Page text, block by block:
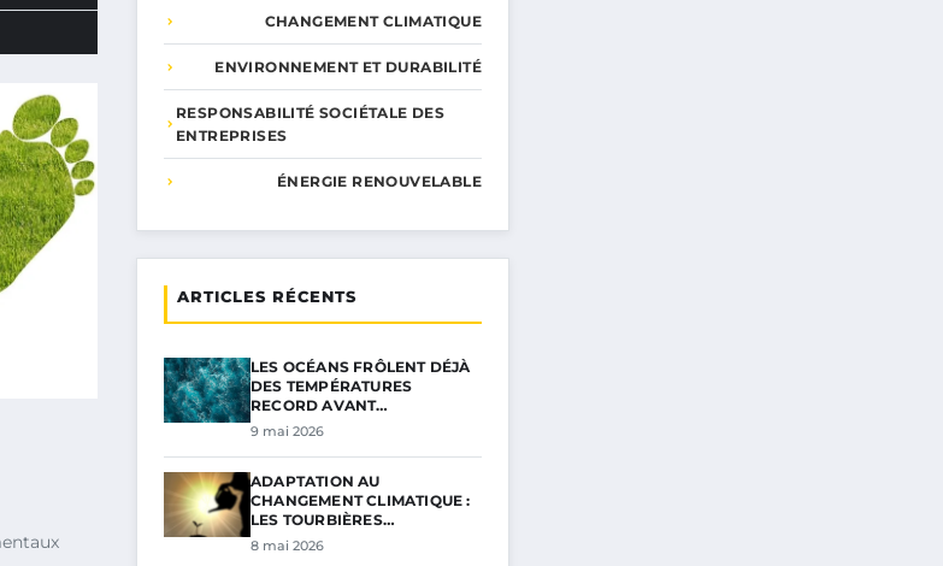
CHANGEMENT CLIMATIQUE
ENVIRONNEMENT ET DURABILITÉ
RESPONSABILITÉ SOCIÉTALE DES
ENTREPRISES
ÉNERGIE RENOUVELABLE
ARTICLES RÉCENTS
LES OCÉANS FRÔLENT DÉJÀ
DES TEMPÉRATURES
RECORD AVANT…
9 mai 2026
ADAPTATION AU
CHANGEMENT CLIMATIQUE :
LES TOURBIÈRES…
8 mai 2026